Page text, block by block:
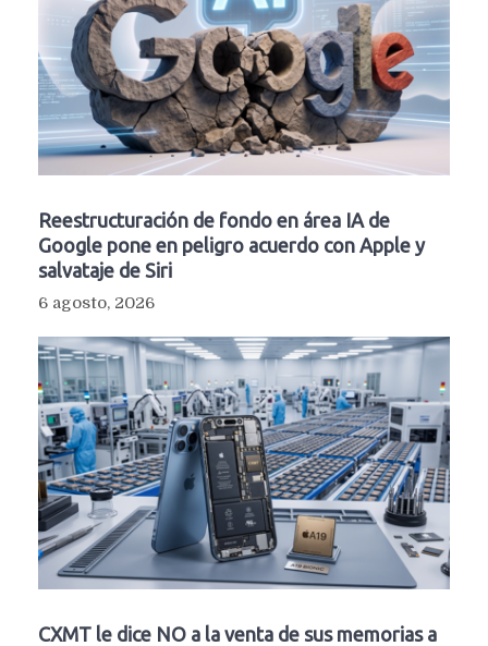
Reestructuración de fondo en área IA de
Google pone en peligro acuerdo con Apple y
salvataje de Siri
6 agosto, 2026
CXMT le dice NO a la venta de sus memorias a